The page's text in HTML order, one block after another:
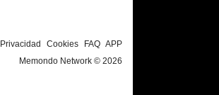
Privacidad Cookies FAQ APP
Memondo Network © 2026